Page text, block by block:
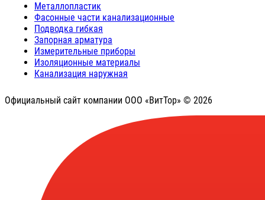
Металлопластик
Фасонные части канализационные
Подводка гибкая
Запорная арматура
Измерительные приборы
Изоляционные материалы
Канализация наружная
Официальный сайт компании ООО «ВитТор» © 2026